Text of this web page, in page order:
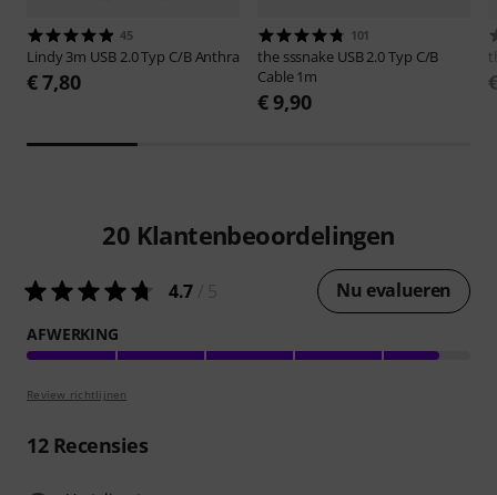
45
Lindy 3m USB 2.0 Typ C/B Anthra
€ 7,80
101
the sssnake USB 2.0 Typ C/B
Cable 1m
€ 9,90
20 Klantenbeoordelingen
4.7 Nu evalueren
AFWERKING
Review richtlijnen
12Recensies